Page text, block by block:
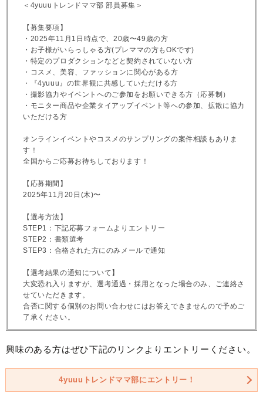
＜4yuuuトレンドママ部 部員募集＞
【募集要項】
・2025年11月1日時点で、20歳〜49歳の方
・お子様がいらっしゃる方(プレママの方もOKです)
・特定のプロダクションなどと契約されていない方
・コスメ、美容、ファッションに関心がある方
・『4yuuu』の世界観に共感していただける方
・撮影協力やイベントへのご参加をお願いできる方（応募制）
・モニター商品や企業タイアップイベント等への参加、拡散に協力
いただける方
オンラインイベントやコスメのサンプリングの案件相談もありま
す！
全国からご応募お待ちしております！
【応募期間】
2025年11月20日(木)〜
【選考方法】
STEP1：下記応募フォームよりエントリー
STEP2：書類選考
STEP3：合格された方にのみメールで通知
【選考結果の通知について】
大変恐れ入りますが、選考通過・採用となった場合のみ、ご連絡さ
せていただきます。
合否に関する個別のお問い合わせにはお答えできませんので予めご
了承ください。
興味のある方はぜひ下記のリンクよりエントリーください。
4yuuuトレンドママ部にエントリー！